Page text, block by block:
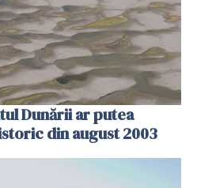
Dunării ar putea
din august 2003